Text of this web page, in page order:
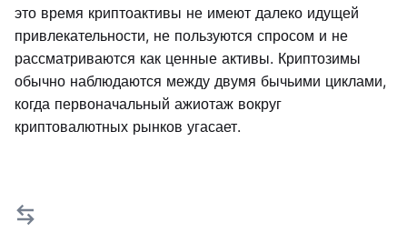
это время криптоактивы не имеют далеко идущей
привлекательности, не пользуются спросом и не
рассматриваются как ценные активы. Криптозимы
обычно наблюдаются между двумя бычьими циклами,
когда первоначальный ажиотаж вокруг
криптовалютных рынков угасает.